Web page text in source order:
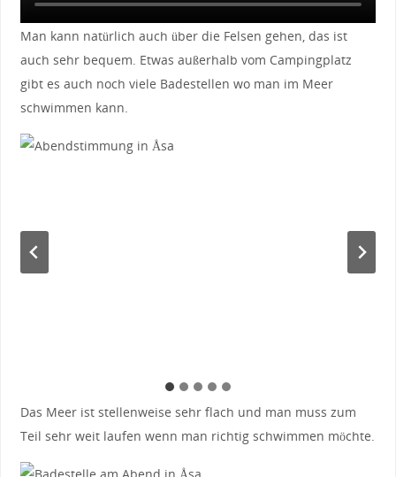
Man kann natürlich auch über die Felsen gehen, das ist
auch sehr bequem. Etwas außerhalb vom Campingplatz
gibt es auch noch viele Badestellen wo man im Meer
schwimmen kann.
Das Meer ist stellenweise sehr flach und man muss zum
Teil sehr weit laufen wenn man richtig schwimmen möchte.